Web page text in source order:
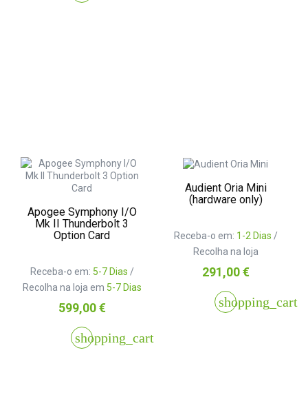
Apogee Symphony I/O
Mk II Thunderbolt 3
Option Card
Receba-o em: 5-7 Dias /
Recolha na loja em 5-7 Dias
Preço
599,00 €
shopping_cart
Audient Oria Mini
(hardware only)
Receba-o em: 1-2 Dias /
Recolha na loja
Preço
291,00 €
shopping_cart